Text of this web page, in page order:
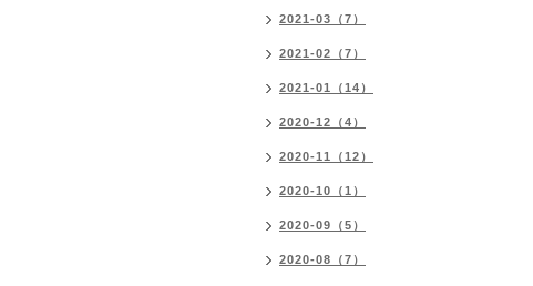
2021-03（7）
2021-02（7）
2021-01（14）
2020-12（4）
2020-11（12）
2020-10（1）
2020-09（5）
2020-08（7）